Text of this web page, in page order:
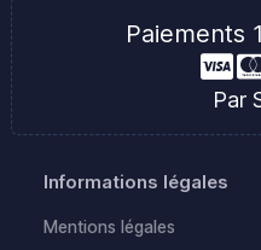
Paiements
Par
Informations légales
Mentions légales